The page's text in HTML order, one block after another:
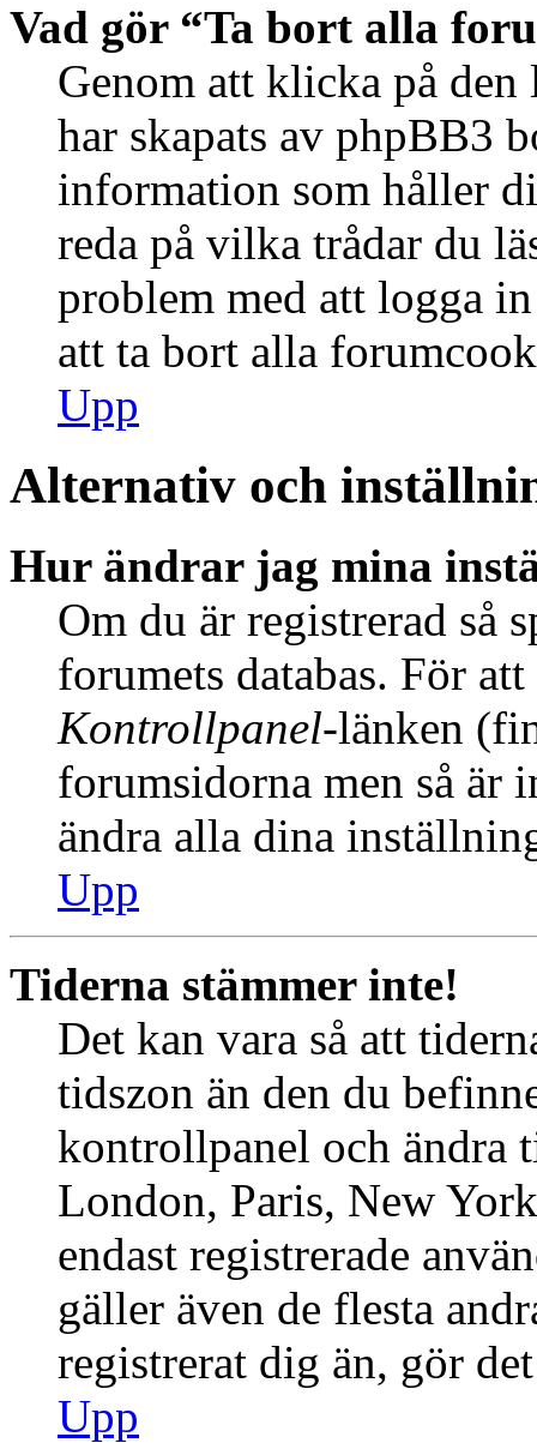
Vad gör “Ta bort alla
Genom att klicka på den
har skapats av phpBB3
information som håller
reda på vilka trådar du
problem med att logga
att ta bort alla
Upp
Alternativ och
Hur ändrar jag mina
Om du är registrerad så
forumets databas. För
Kontrollpanel-länken
forumsidorna men så är
ändra alla dina
Upp
Tiderna stämmer inte!
Det kan vara så att
tidszon än den du
kontrollpanel och ändra
London, Paris, New
endast registrerade
gäller även de flesta
registrerat dig än, gör
Upp